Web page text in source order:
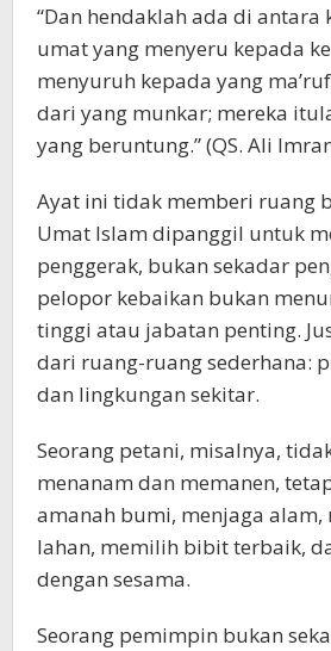
“Dan hendaklah ada di antara
umat yang menyeru kepada
menyuruh kepada yang
dari yang munkar; mereka
yang beruntung.” (QS. Ali
Ayat ini tidak memberi ruang
Umat Islam dipanggil untuk
penggerak, bukan sekadar
pelopor kebaikan bukan
tinggi atau jabatan penting.
dari ruang-ruang sederhana:
dan lingkungan sekitar.
Seorang petani, misalnya,
menanam dan memanen,
amanah bumi, menjaga alam,
lahan, memilih bibit terbaik,
dengan sesama.
Seorang pemimpin bukan